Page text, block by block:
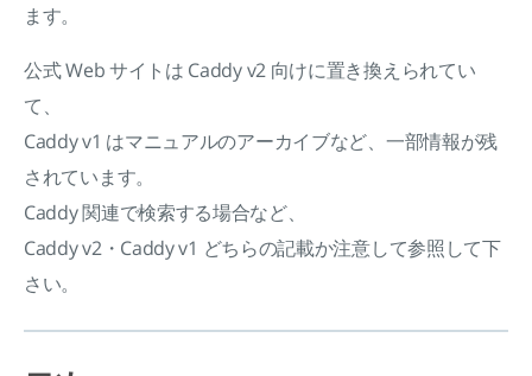
ます。
公式 Web サイトは Caddy v2 向けに置き換えられてい
て、
Caddy v1 はマニュアルのアーカイブなど、一部情報が残
されています。
Caddy 関連で検索する場合など、
Caddy v2・Caddy v1 どちらの記載か注意して参照して下
さい。